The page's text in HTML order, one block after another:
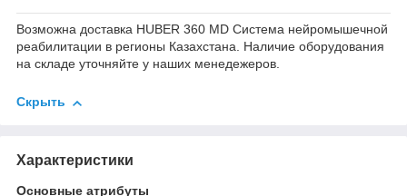
Возможна доставка HUBER 360 MD Система нейромышечной
реабилитации в регионы Казахстана. Наличие оборудования
на складе уточняйте у наших менедежеров.
Скрыть
Характеристики
Основные атрибуты